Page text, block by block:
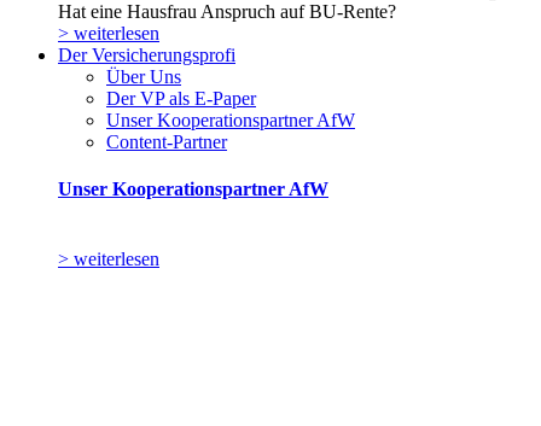
Hat eine Hausfrau Anspruch auf BU-Rente?
> weiterlesen
Der Versicherungsprofi
Über Uns
Der VP als E-Paper
Unser Kooperationspartner AfW
Content-Partner
Unser Kooperationspartner AfW
> weiterlesen